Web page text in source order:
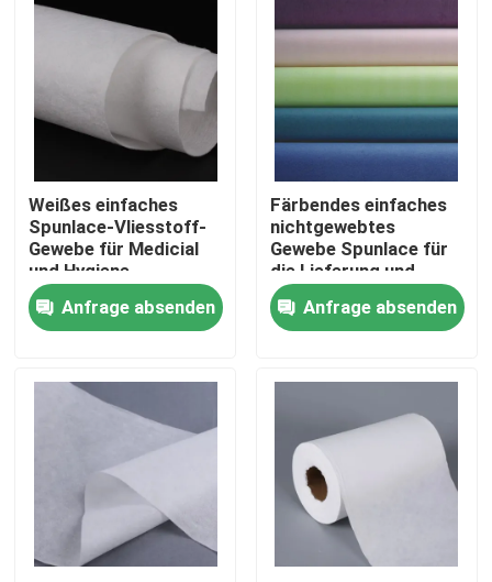
Produkte
Über uns
Fabrik Tour
Qualitätskontrolle
Kontakt
Dickflüssige Spinnfaser
Recycelte Polyester-Stapelfaser
Polypropylen-Stapelfaser
Weißes einfaches
Spunlace-Vliesstoff-
Gewebe für Medicial
und Hygiene
Anfrage absenden
Färbendes einfaches
nichtgewebtes
Gewebe Spunlace für
die Lieferung und
Küchen-Reinigung
Anfrage absenden